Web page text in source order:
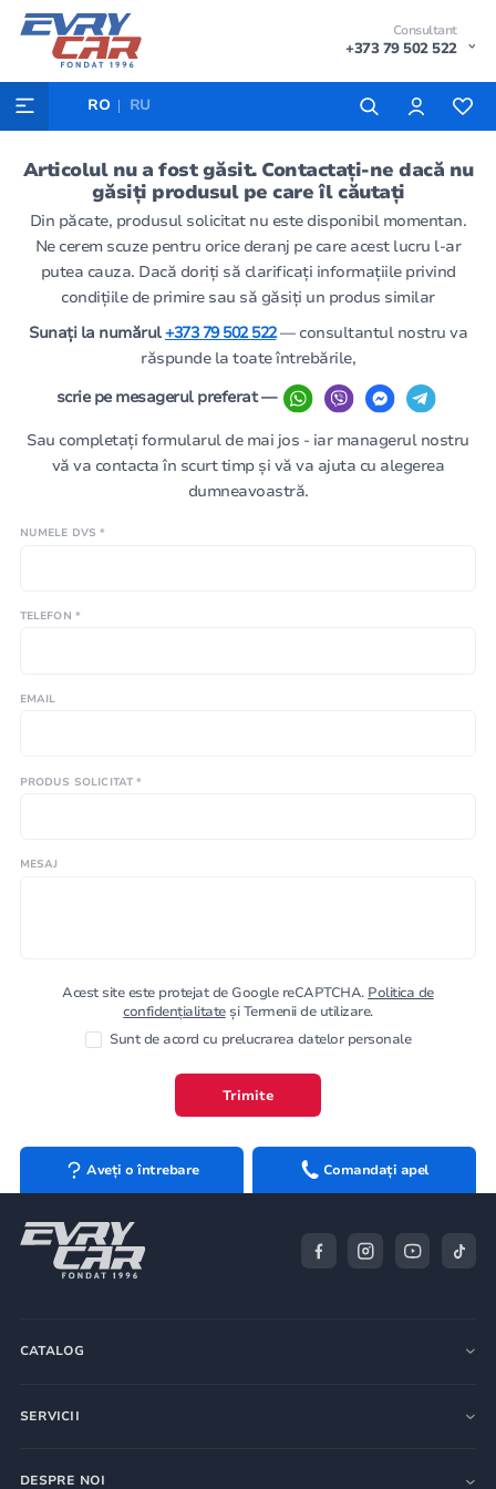
Consultant
+373 79 502 522
RO RU
Articolul nu a fost găsit. Contactați-ne dacă nu
găsiți produsul pe care îl căutați
Din păcate, produsul solicitat nu este disponibil momentan.
Ne cerem scuze pentru orice deranj pe care acest lucru l-ar
putea cauza. Dacă doriți să clarificați informațiile privind
condițiile de primire sau să găsiți un produs similar
Sunați la numărul+373 79 502 522— consultantul nostru va
răspunde la toate întrebările,
scrie pe mesagerul preferat —
Sau completați formularul de mai jos - iar managerul nostru
vă va contacta în scurt timp și vă va ajuta cu alegerea
dumneavoastră.
NUMELE DVS *
TELEFON *
EMAIL
PRODUS SOLICITAT *
MESAJ
Acest site este protejat de Google reCAPTCHA. Politica de
confidențialitateși Termenii de utilizare.
Sunt de acord cu prelucrarea datelor personale
Trimite
Aveți o întrebare Comandați apel
CATALOG
SERVICII
DESPRE NOI